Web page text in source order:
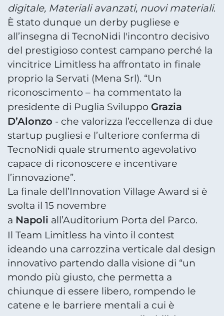
digitale, Materiali avanzati, nuovi materiali.
È stato dunque un derby pugliese e
all’insegna di TecnoNidi l'incontro decisivo
del prestigioso contest campano perché la
vincitrice Limitless ha affrontato in finale
proprio la Servati (Mena Srl). “Un
riconoscimento – ha commentato la
presidente di Puglia Sviluppo Grazia
D’Alonzo - che valorizza l’eccellenza di due
startup pugliesi e l’ulteriore conferma di
TecnoNidi quale strumento agevolativo
capace di riconoscere e incentivare
l’innovazione”.
La finale dell’Innovation Village Award si è
svolta il 15 novembre
a Napoli all’Auditorium Porta del Parco.
Il Team Limitless ha vinto il contest
ideando una carrozzina verticale dal design
innovativo partendo dalla visione di “un
mondo più giusto, che permetta a
chiunque di essere libero, rompendo le
catene e le barriere mentali a cui è